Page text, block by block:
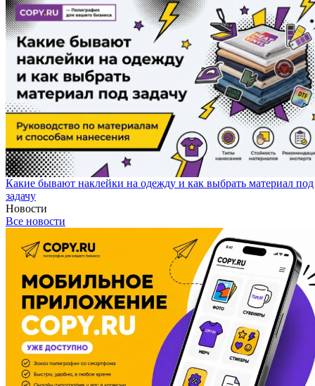
Какие бывают наклейки на одежду и как выбрать материал под
задачу
Новости
Все новости